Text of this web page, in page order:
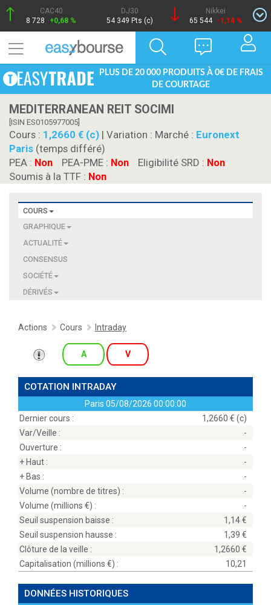
CAC40
8 728
+0,68 %
DJ30
54 349 Pts (c)
Nikkei
65 544 -1,14 %
PLUS DE 20 000 PRODUITS À 0€ DE FRAIS
DE COURTAGE
MEDITERRANEAN REIT SOCIMI
[ISIN ES0105977005]
Cours : 1,2660 € (c) | Variation : Marché : Euronext
Paris (temps différé)
PEA : Non PEA-PME : Non Eligibilité SRD : Non
Soumis à la TTF : Non
COURS
GRAPHIQUE
ACTUALITÉ
CONSENSUS
SOCIÉTÉ
DÉRIVÉS
Actions Cours Intraday
A V
COTATION INTRADAY
Paris 05/08/2026 00:00:00
Dernier cours :
1,2660 € (c)
Var/Veille :
-
Ouverture :
-
+ Haut :
-
+ Bas :
-
Volume (nombre de titres) :
-
Volume (millions
) :
-
Seuil suspension baisse :
1,14
Seuil suspension hausse :
1,39
Clôture de la veille :
1,2660
Capitalisation (millions
) : 10,21
DONNÉES HISTORIQUES